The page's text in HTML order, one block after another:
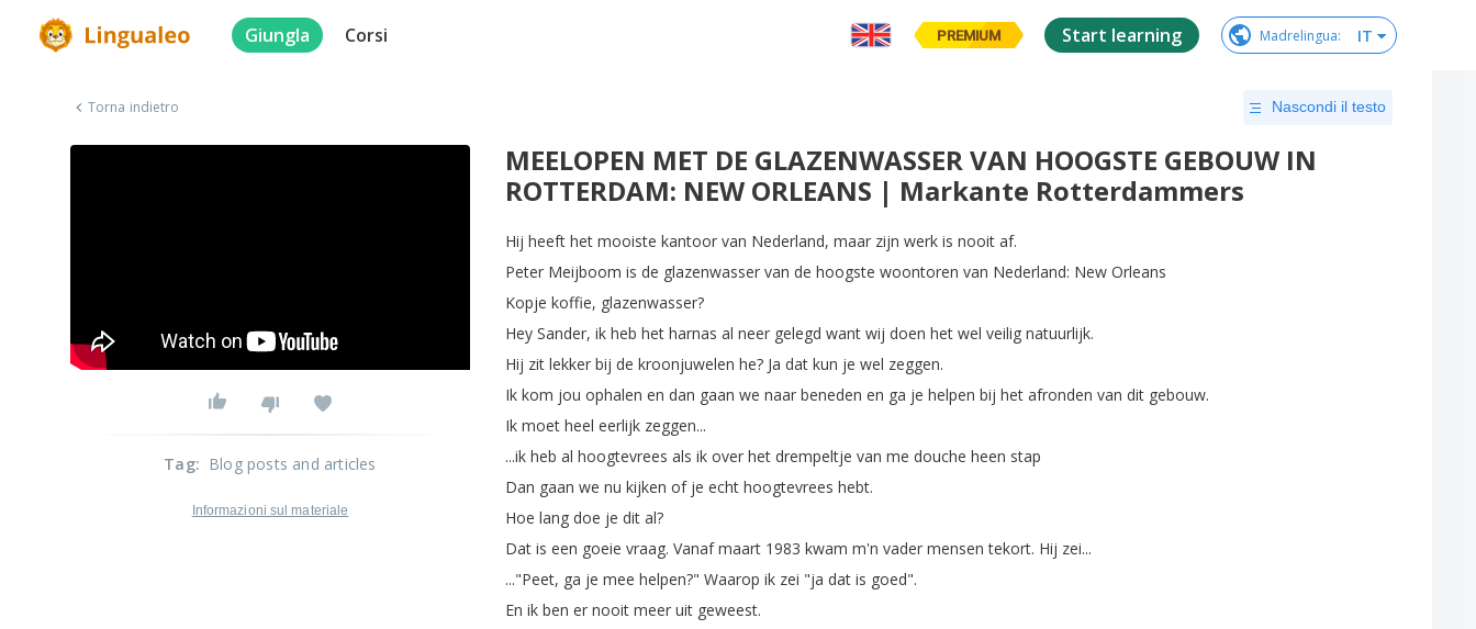
Giungla Corsi PREMIUM Start learning Madrelingua: IT
Torna indietro Nascondi il testo
MEELOPEN MET DE GLAZENWASSER VAN HOOGSTE GEBOUW IN
ROTTERDAM: NEW ORLEANS | Markante Rotterdammers
Hij heeft het mooiste kantoor van Nederland, maar zijn werk is nooit af.
Peter Meijboom is de glazenwasser van de hoogste woontoren van Nederland: New Orleans
Kopje koffie, glazenwasser?
Hey Sander, ik heb het harnas al neer gelegd want wij doen het wel veilig natuurlijk.
Hij zit lekker bij de kroonjuwelen he? Ja dat kun je wel zeggen.
Ik kom jou ophalen en dan gaan we naar beneden en ga je helpen bij het afronden van dit gebouw.
Ik moet heel eerlijk zeggen...
...ik heb al hoogtevrees als ik over het drempeltje van me douche heen stap
Dan gaan we nu kijken of je echt hoogtevrees hebt.
Hoe lang doe je dit al?
Dat is een goeie vraag. Vanaf maart 1983 kwam m'n vader mensen tekort. Hij zei...
..."Peet, ga je mee helpen?" Waarop ik zei "ja dat is goed".
En ik ben er nooit meer uit geweest.
Tag: Blog posts and articles
Informazioni sul materiale